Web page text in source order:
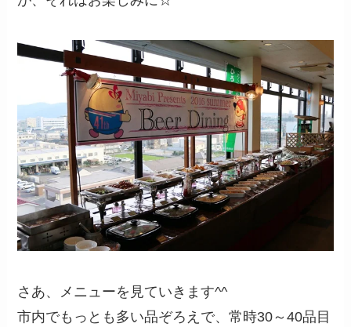
さあ、メニューを見ていきます^^
市内でもっとも多い品ぞろえで、常時30～40品目